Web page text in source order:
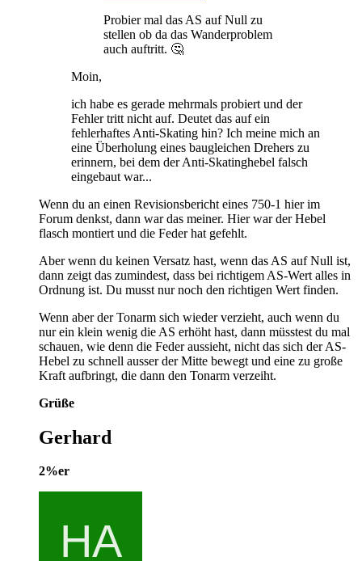
Probier mal das AS auf Null zu
stellen ob da das Wanderproblem
auch auftritt. 🤔
Moin,
ich habe es gerade mehrmals probiert und der
Fehler tritt nicht auf. Deutet das auf ein
fehlerhaftes Anti-Skating hin? Ich meine mich an
eine Überholung eines baugleichen Drehers zu
erinnern, bei dem der Anti-Skatinghebel falsch
eingebaut war...
Wenn du an einen Revisionsbericht eines 750-1 hier im
Forum denkst, dann war das meiner. Hier war der Hebel
flasch montiert und die Feder hat gefehlt.
Aber wenn du keinen Versatz hast, wenn das AS auf Null ist,
dann zeigt das zumindest, dass bei richtigem AS-Wert alles in
Ordnung ist. Du musst nur noch den richtigen Wert finden.
Wenn aber der Tonarm sich wieder verzieht, auch wenn du
nur ein klein wenig die AS erhöht hast, dann müsstest du mal
schauen, wie denn die Feder aussieht, nicht das sich der AS-
Hebel zu schnell ausser der Mitte bewegt und eine zu große
Kraft aufbringt, die dann den Tonarm verzeiht.
Grüße
Gerhard
2%er